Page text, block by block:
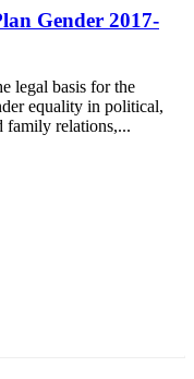
Gender 2017-
legal basis for the
equality in political,
family relations,...